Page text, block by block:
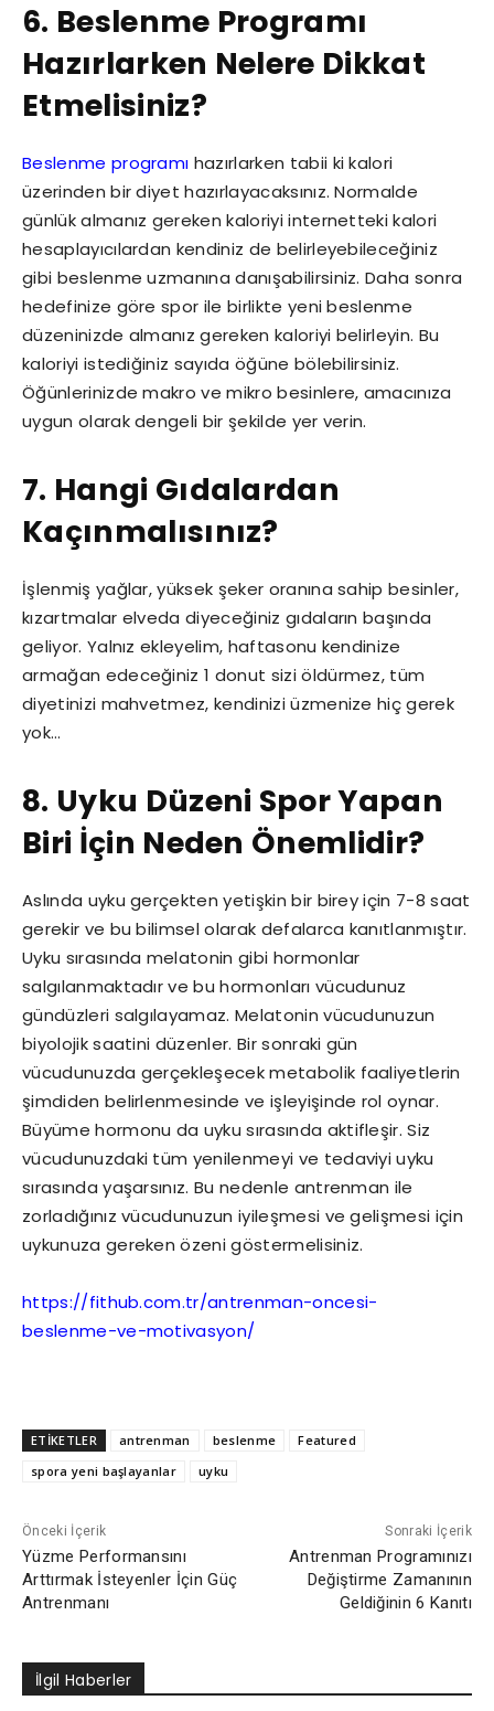
6. Beslenme Programı
Hazırlarken Nelere Dikkat
Etmelisiniz?
Beslenme programı hazırlarken tabii ki kalori
üzerinden bir diyet hazırlayacaksınız. Normalde
günlük almanız gereken kaloriyi internetteki kalori
hesaplayıcılardan kendiniz de belirleyebileceğiniz
gibi beslenme uzmanına danışabilirsiniz. Daha sonra
hedefinize göre spor ile birlikte yeni beslenme
düzeninizde almanız gereken kaloriyi belirleyin. Bu
kaloriyi istediğiniz sayıda öğüne bölebilirsiniz.
Öğünlerinizde makro ve mikro besinlere, amacınıza
uygun olarak dengeli bir şekilde yer verin.
7. Hangi Gıdalardan
Kaçınmalısınız?
İşlenmiş yağlar, yüksek şeker oranına sahip besinler,
kızartmalar elveda diyeceğiniz gıdaların başında
geliyor. Yalnız ekleyelim, haftasonu kendinize
armağan edeceğiniz 1 donut sizi öldürmez, tüm
diyetinizi mahvetmez, kendinizi üzmenize hiç gerek
yok…
8. Uyku Düzeni Spor Yapan
Biri İçin Neden Önemlidir?
Aslında uyku gerçekten yetişkin bir birey için 7-8 saat
gerekir ve bu bilimsel olarak defalarca kanıtlanmıştır.
Uyku sırasında melatonin gibi hormonlar
salgılanmaktadır ve bu hormonları vücudunuz
gündüzleri salgılayamaz. Melatonin vücudunuzun
biyolojik saatini düzenler. Bir sonraki gün
vücudunuzda gerçekleşecek metabolik faaliyetlerin
şimdiden belirlenmesinde ve işleyişinde rol oynar.
Büyüme hormonu da uyku sırasında aktifleşir. Siz
vücudunuzdaki tüm yenilenmeyi ve tedaviyi uyku
sırasında yaşarsınız. Bu nedenle antrenman ile
zorladığınız vücudunuzun iyileşmesi ve gelişmesi için
uykunuza gereken özeni göstermelisiniz.
https://fithub.com.tr/antrenman-oncesi-
beslenme-ve-motivasyon/
ETİKETLER antrenman beslenme
Featured
spora yeni başlayanlar
uyku
Önceki İçerik
Yüzme Performansını
Arttırmak İsteyenler İçin Güç
Antrenmanı
Sonraki İçerik
Antrenman Programınızı
Değiştirme Zamanının
Geldiğinin 6 Kanıtı
İlgil Haberler